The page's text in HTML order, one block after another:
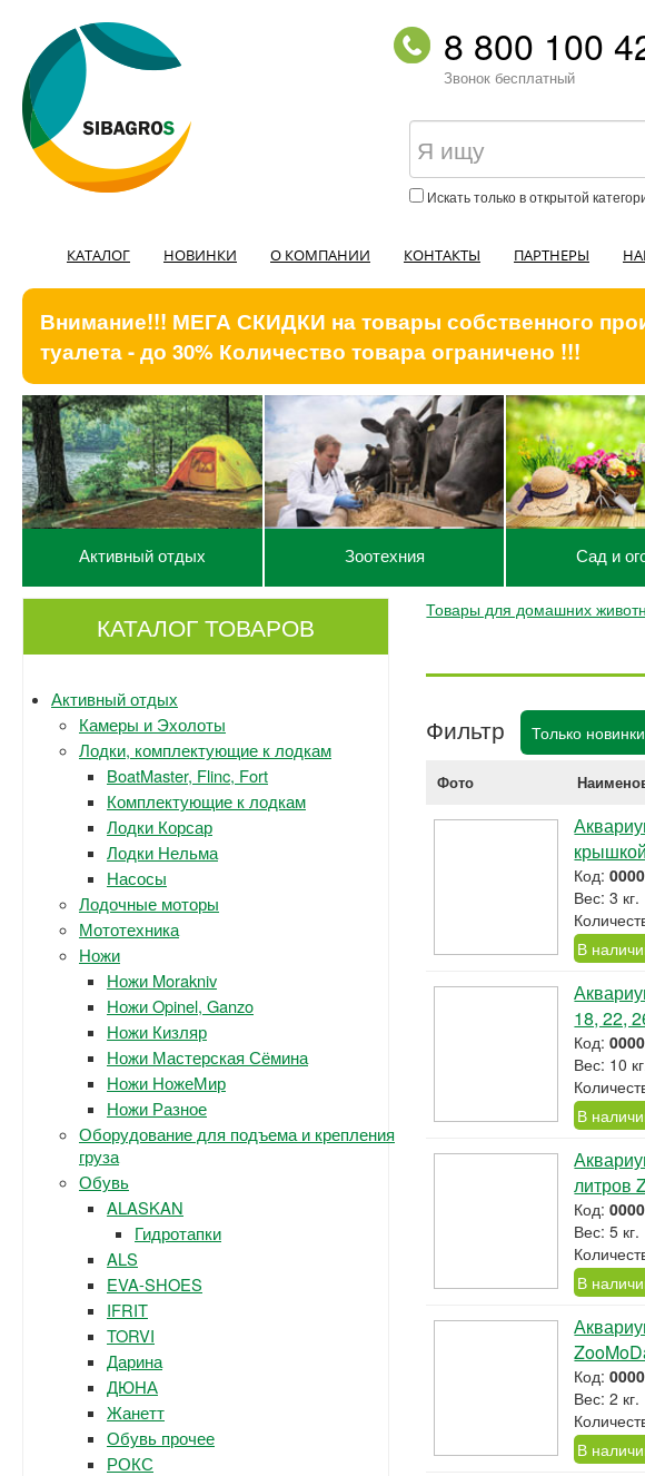
8 800 100
Звонок бесплатный
Искать только в открытой
КАТАЛОГ НОВИНКИ О КОМПАНИИ КОНТАКТЫ ПАРТНЕРЫ
Внимание!!! МЕГА СКИДКИ на товары собственного
туалета - до 30% Количество товара ограничено !!!
Активный отдых Зоотехния Сад и
КАТАЛОГ ТОВАРОВ
Активный отдых
Камеры и Эхолоты
Лодки, комплектующие к лодкам
BoatMaster, Flinc, Fort
Комплектующие к лодкам
Лодки Корсар
Лодки Нельма
Насосы
Лодочные моторы
Мототехника
Ножи
Ножи Morakniv
Ножи Opinel, Ganzo
Ножи Кизляр
Ножи Мастерская Сёмина
Ножи НожеМир
Ножи Разное
Оборудование для подъема и крепления
груза
Обувь
ALASKAN
Гидротапки
ALS
EVA-SHOES
IFRIT
TORVI
Дарина
ДЮНА
Жанетт
Обувь прочее
РОКС
Товары для домашних
Фильтр Только новинки
Фото
Код:
Вес: 3 кг.
В
18, 22,
Код:
Вес: 10
В
литров
Код:
Вес: 5 кг.
В
Код:
Вес: 2 кг.
В